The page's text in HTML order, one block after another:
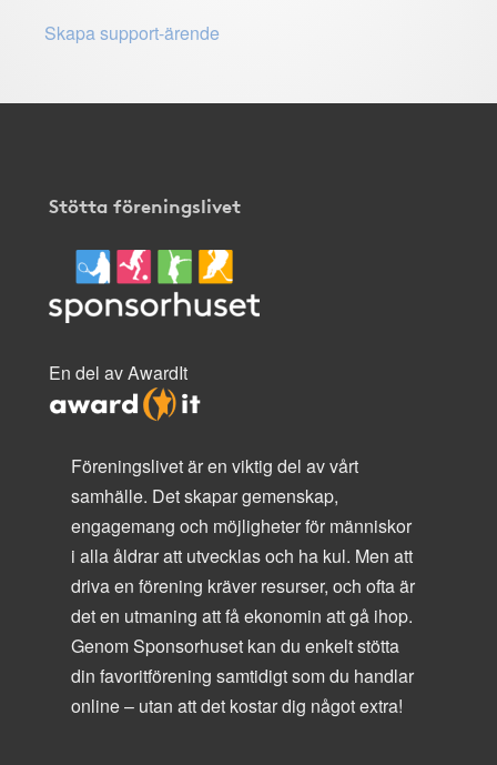
Skapa support-ärende
Stötta föreningslivet
En del av AwardIt
Föreningslivet är en viktig del av vårt
samhälle. Det skapar gemenskap,
engagemang och möjligheter för människor
i alla åldrar att utvecklas och ha kul. Men att
driva en förening kräver resurser, och ofta är
det en utmaning att få ekonomin att gå ihop.
Genom Sponsorhuset kan du enkelt stötta
din favoritförening samtidigt som du handlar
online – utan att det kostar dig något extra!